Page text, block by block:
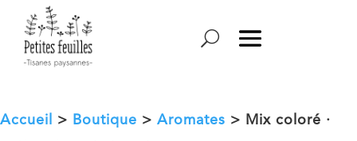
Accueil > Boutique > Aromates > Mix coloré ·